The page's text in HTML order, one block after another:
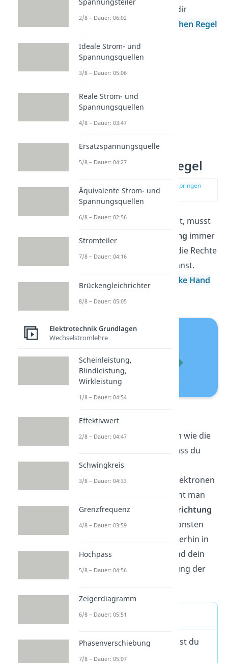
wissen willst, dann schau dir
unseren Beitrag zu
Lenzschen Regel
Die Linke Hand Regel
zur Stelle im Video springen
(03:10)
Wie du schon gemerkt hast, musst
du für Elektronenbewegung immer
erst umdenken, bevor du die Rechte
Hand Regel anwenden kannst.
Abhilfe schafft hier die
Linke Hand
Diese kannst du anwenden wie die
, nur dass du
deinen Daumen in
Bewegungsrichtung der Elektronen
hältst. Diese Richtung nennt man
auchPhysikalische Stromrichtung
(immer von – nach +). Ansonsten
zeigt dein Zeigefinger weiterhin in
die Magnetfeldrichtung und dein
Mittelfinger gibt die Richtung der
Merke
Zusammenfassend kannst du
dir merken, dass du für
2/8 – Dauer: 06:02
Ideale Strom- und
Spannungsquellen
3/8 – Dauer: 05:06
Reale Strom- und
Spannungsquellen
4/8 – Dauer: 03:47
Ersatzspannungsquelle
5/8 – Dauer: 04:27
Äquivalente Strom- und
Spannungsquellen
6/8 – Dauer: 02:56
Stromteiler
7/8 – Dauer: 04:16
Brückengleichrichter
8/8 – Dauer: 05:05
Elektrotechnik Grundlagen
Wechselstromlehre
Scheinleistung,
Blindleistung,
Wirkleistung
1/8 – Dauer: 04:54
Effektivwert
2/8 – Dauer: 04:47
Schwingkreis
3/8 – Dauer: 04:33
Grenzfrequenz
4/8 – Dauer: 03:59
Hochpass
5/8 – Dauer: 04:56
Zeigerdiagramm
6/8 – Dauer: 05:51
Phasenverschiebung
7/8 – Dauer: 05:07